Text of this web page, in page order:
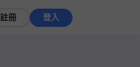
註冊 登入